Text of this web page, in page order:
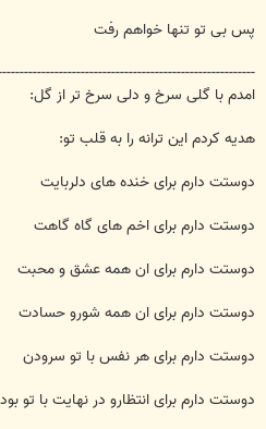
پس بی تو تنها خواهم رفت
امدم با گلی سرخ و دلی سرخ تر از گل:
هدیه کردم این ترانه را به قلب تو:
دوستت دارم برای خنده های دلربایت
دوستت دارم برای اخم های گاه گاهت
دوستت دارم برای ان همه عشق و محبت
دوستت دارم برای ان همه شورو حسادت
دوستت دارم برای هر نفس با تو سرودن
دوستت دارم برای انتظارو در نهایت با تو